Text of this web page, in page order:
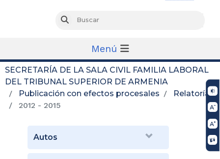
Buscar
Menú
SECRETARÍA DE LA SALA CIVIL FAMILIA LABORAL
DEL TRIBUNAL SUPERIOR DE ARMENIA
Publicación con efectos procesales
Relatoría
2012 - 2015
Autos